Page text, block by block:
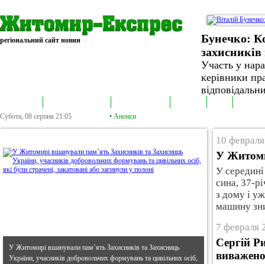
регіональний сайт новин
Бунечко:
захисників
Участь у
керівники
Субота, 08 серпня 21:05 • Анонси
У Житомирі вшанували пам’ять Захисників та Захисниць
України, учасників добровольчих формувань та цивільних осіб,
10
У
У
сина, 37-
з дому і
машину
7 февраля
Сергій